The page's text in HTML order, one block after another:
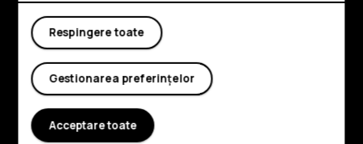
Explorează
Despre
Asistență
Respingere toate
Gestionarea preferințelor
Acceptare toate